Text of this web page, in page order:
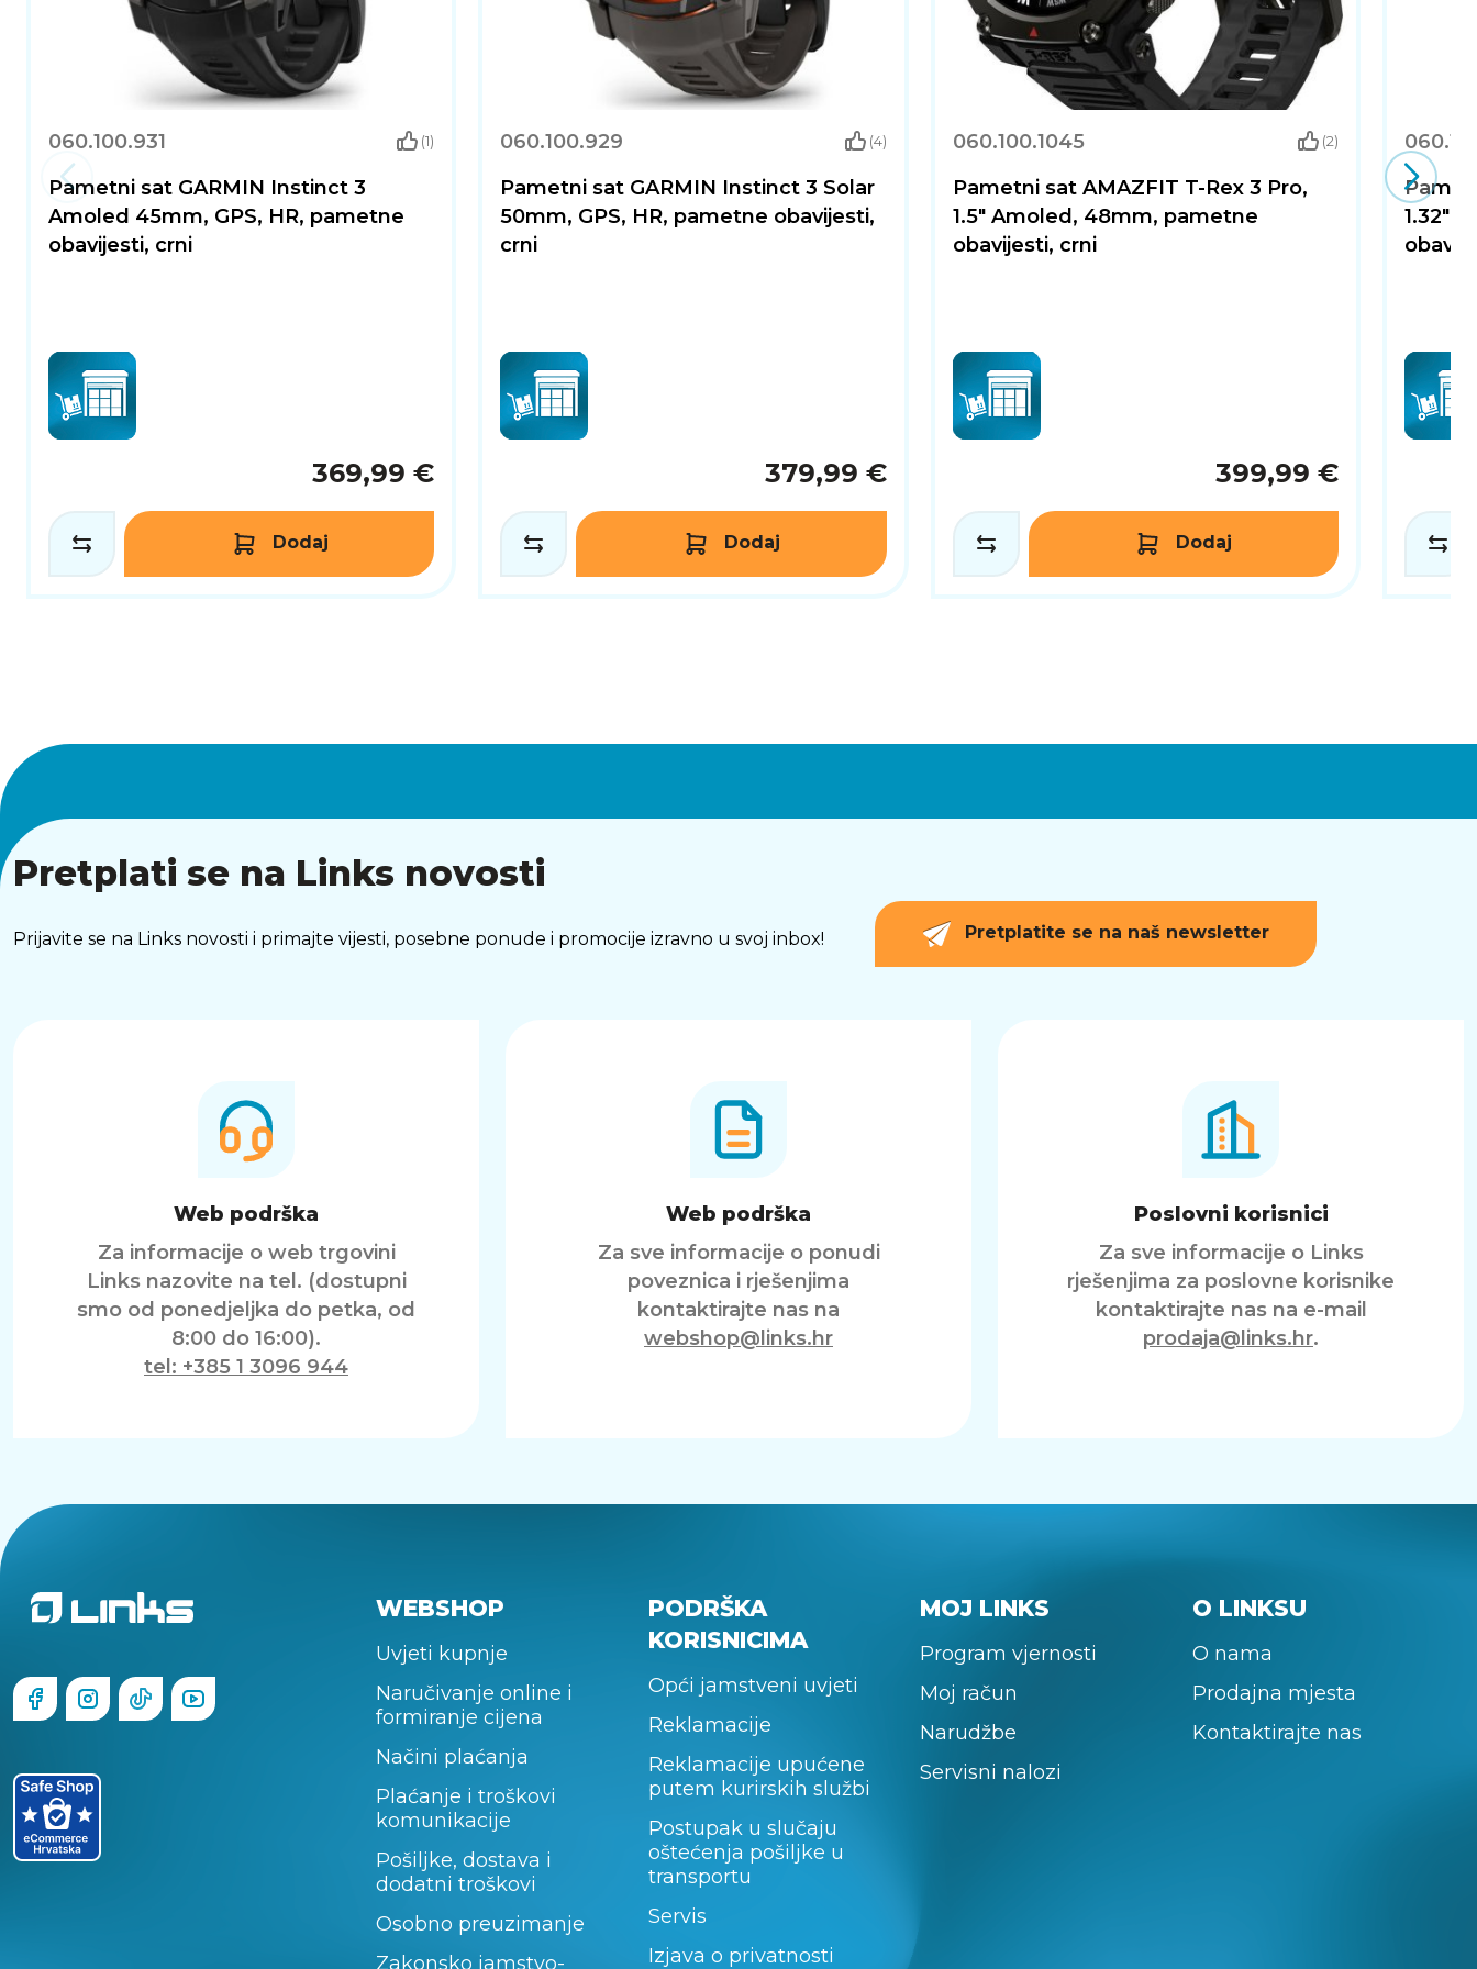
Huawei Watch GT Runner 2 predstavlja pouzdan i napredan pametni sat koji kombinira precizno praćenje aktivnosti, dugotrajnu bateriju i širok raspon funkcija
za trening i zdravlje. Idealan je za sve koji žele unaprijediti svoje performanse i imati potpunu kontrolu nad svojim aktivnostima, bilo da se radi o rekreativnom ili
ozbiljnom bavljenju sportom.
060.100.931 (1)
Pametni sat GARMIN Instinct 3
Amoled 45mm, GPS, HR, pametne
obavijesti, crni
369,99 €
Dodaj
060.100.929 (4)
Pametni sat GARMIN Instinct 3 Solar
50mm, GPS, HR, pametne obavijesti,
crni
379,99 €
Dodaj
060.100.1045 (2)
Pametni sat AMAZFIT T-Rex 3 Pro,
1.5" Amoled, 48mm, pametne
obavijesti, crni
399,99 €
Dodaj
1.32"
Pretplati se na Links novosti
Prijavite se na Links novosti i primajte vijesti, posebne ponude i promocije izravno u svoj inbox! Pretplatite se na naš newsletter
Web podrška
Za informacije o web trgovini
Links nazovite na tel. (dostupni
smo od ponedjeljka do petka, od
8:00 do 16:00).
tel: +385 1 3096 944
Web podrška
Za sve informacije o ponudi
poveznica i rješenjima
kontaktirajte nas na
webshop@links.hr
Poslovni korisnici
Za sve informacije o Links
rješenjima za poslovne korisnike
kontaktirajte nas na e-mail
prodaja@links.hr.
WEBSHOP
Uvjeti kupnje
Naručivanje online i
formiranje cijena
Načini plaćanja
Plaćanje i troškovi
komunikacije
Pošiljke, dostava i
dodatni troškovi
Osobno preuzimanje
Zakonsko jamstvo-
PODRŠKA
KORISNICIMA
Opći jamstveni uvjeti
Reklamacije
Reklamacije upućene
putem kurirskih službi
Postupak u slučaju
oštećenja pošiljke u
transportu
Servis
Izjava o privatnosti
MOJ LINKS
Program vjernosti
Moj račun
Narudžbe
Servisni nalozi
O LINKSU
O nama
Prodajna mjesta
Kontaktirajte nas